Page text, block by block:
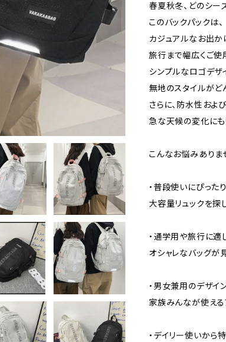
春夏秋冬、どのシー
このバックパックは、
カジュアルなお出か
旅行まで幅広くご使
シンプルなロゴデザ
無地のスタイルがど
さらに、防水性およ
急な天候の変化にも
こんなお悩みありま
・普段使いにぴった
大容量リュックを探
・通学用や旅行に適
オシャレなバッグが
・男女兼用のデザイン
家族みんなが使える
・デイリー使いから